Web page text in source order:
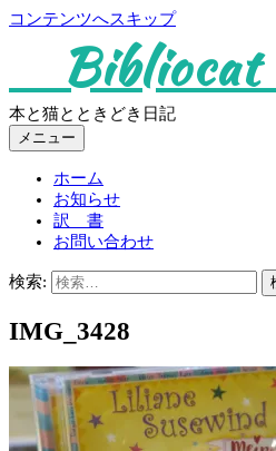
コンテンツへスキップ
Bibliocat
本と猫とときどき日記
メニュー
ホーム
お知らせ
訳 書
お問い合わせ
検索:
IMG_3428